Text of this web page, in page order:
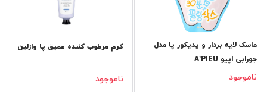
ماسک لایه بردار و پدیکور پا مدل
جورابی اپیو A’PIEU
ناموجود
کرم مرطوب کننده عمیق پا وازلین
ناموجود